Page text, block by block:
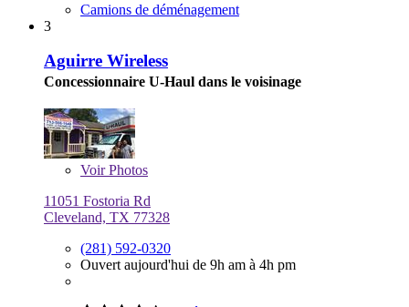
Camions de déménagement
3
Aguirre Wireless
Concessionnaire U-Haul dans le voisinage
VoirPhotos
11051 Fostoria Rd
Cleveland, TX 77328
(281) 592-0320
Ouvert aujourd'hui de 9h am à 4h pm